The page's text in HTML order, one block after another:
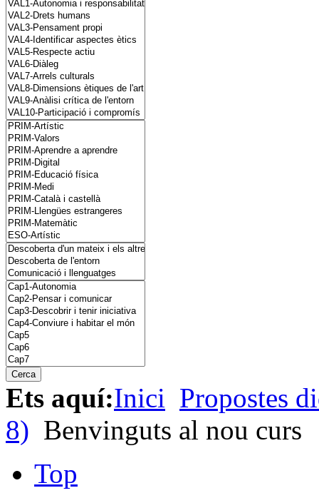
Ets aquí:Inici Propostes
8) Benvinguts al nou curs
Top